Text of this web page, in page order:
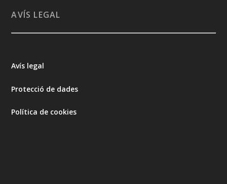
AVÍS LEGAL
Avís legal
Protecció de dades
Política de cookies